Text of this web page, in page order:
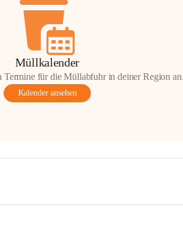
Müllkalender
Termine für die Müllabfuhr in deiner Region
Kalender ansehen